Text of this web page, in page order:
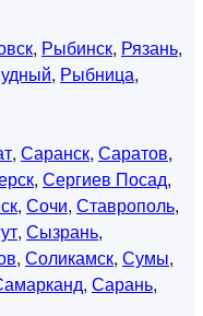
, Рыбинск, Рязань,
, Рыбница,
, Саранск, Саратов,
, Сергиев Посад,
, Сочи, Ставрополь,
, Сызрань,
, Соликамск, Сумы,
, Сарань,